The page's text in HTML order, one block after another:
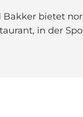
bietet
in der